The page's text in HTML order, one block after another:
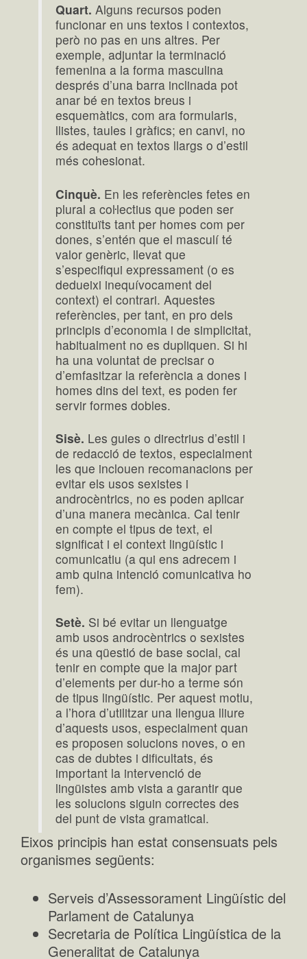
Quart. Alguns recursos poden
funcionar en uns textos i contextos,
però no pas en uns altres. Per
exemple, adjuntar la terminació
femenina a la forma masculina
després d’una barra inclinada pot
anar bé en textos breus i
esquemàtics, com ara formularis,
llistes, taules i gràfics; en canvi, no
és adequat en textos llargs o d’estil
més cohesionat.
Cinquè. En les referències fetes en
plural a coŀlectius que poden ser
constituïts tant per homes com per
dones, s’entén que el masculí té
valor genèric, llevat que
s’especifiqui expressament (o es
dedueixi inequívocament del
context) el contrari. Aquestes
referències, per tant, en pro dels
principis d’economia i de simplicitat,
habitualment no es dupliquen. Si hi
ha una voluntat de precisar o
d’emfasitzar la referència a dones i
homes dins del text, es poden fer
servir formes dobles.
Sisè. Les guies o directrius d’estil i
de redacció de textos, especialment
les que inclouen recomanacions per
evitar els usos sexistes i
androcèntrics, no es poden aplicar
d’una manera mecànica. Cal tenir
en compte el tipus de text, el
significat i el context lingüístic i
comunicatiu (a qui ens adrecem i
amb quina intenció comunicativa ho
fem).
Setè. Si bé evitar un llenguatge
amb usos androcèntrics o sexistes
és una qüestió de base social, cal
tenir en compte que la major part
d’elements per dur-ho a terme són
de tipus lingüístic. Per aquest motiu,
a l’hora d’utilitzar una llengua lliure
d’aquests usos, especialment quan
es proposen solucions noves, o en
cas de dubtes i dificultats, és
important la intervenció de
lingüistes amb vista a garantir que
les solucions siguin correctes des
del punt de vista gramatical.
Eixos principis han estat consensuats pels
organismes següents:
Serveis d’Assessorament Lingüístic del
Parlament de Catalunya
Secretaria de Política Lingüística de la
Generalitat de Catalunya